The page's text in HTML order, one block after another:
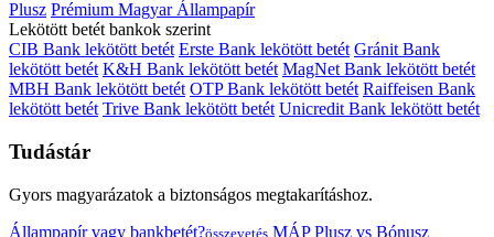
Plusz Prémium Magyar Állampapír
Lekötött betét bankok szerint
CIB Bank lekötött betét Erste Bank lekötött betét Gránit Bank
lekötött betét K&H Bank lekötött betét MagNet Bank lekötött betét
MBH Bank lekötött betét OTP Bank lekötött betét Raiffeisen Bank
lekötött betét Trive Bank lekötött betét Unicredit Bank lekötött betét
Tudástár
Gyors magyarázatok a biztonságos megtakarításhoz.
Állampapír vagy bankbetét?összevetés MÁP Plusz vs Bónusz